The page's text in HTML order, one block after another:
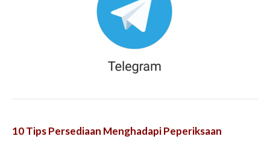
10 Tips Persediaan Menghadapi Peperiksaan